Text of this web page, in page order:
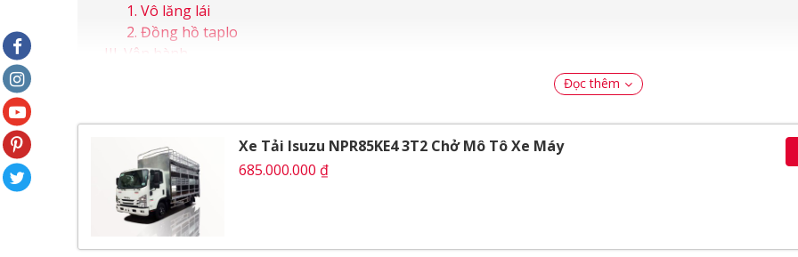
Vô lăng lái
Đồng hồ taplo
Vận hành
Thông số kỹ thuật
Thông số chung
Động cơ
Lốp xe
Hệ thống phanh
Hệ thống lái
Đọc thêm
Xe Tải Isuzu NPR85KE4 3T2 Chở Mô Tô Xe Máy
685.000.000 ₫